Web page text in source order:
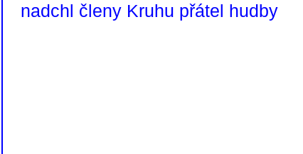
nadchl členy Kruhu přátel hudby